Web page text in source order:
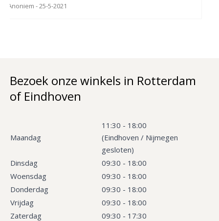
Anoniem - 25-5-2021
Bezoek onze winkels in Rotterdam
of Eindhoven
Maandag
11:30 - 18:00
(Eindhoven / Nijmegen
gesloten)
Dinsdag
09:30 - 18:00
Woensdag
09:30 - 18:00
Donderdag
09:30 - 18:00
Vrijdag
09:30 - 18:00
Zaterdag
09:30 - 17:30